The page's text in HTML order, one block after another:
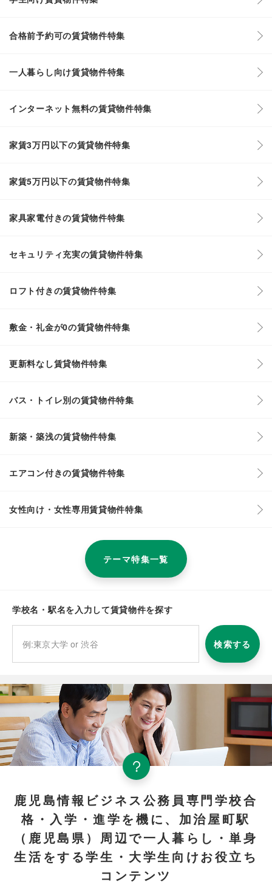
合格前予約可の賃貸物件特集
一人暮らし向け賃貸物件特集
インターネット無料の賃貸物件特集
家賃3万円以下の賃貸物件特集
家賃5万円以下の賃貸物件特集
家具家電付きの賃貸物件特集
セキュリティ充実の賃貸物件特集
ロフト付きの賃貸物件特集
敷金・礼金が0の賃貸物件特集
更新料なし賃貸物件特集
バス・トイレ別の賃貸物件特集
新築・築浅の賃貸物件特集
エアコン付きの賃貸物件特集
女性向け・女性専用賃貸物件特集
テーマ特集一覧
学校名・駅名を入力して賃貸物件を探す
検索する
鹿児島情報ビジネス公務員専門学校合
格・入学・進学を機に、加治屋町駅
（鹿児島県）周辺で一人暮らし・単身
生活をする学生・大学生向けお役立ち
コンテンツ